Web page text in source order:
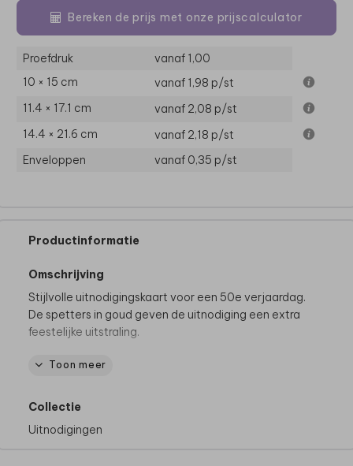
Bereken de prijs met onze prijscalculator
Proefdruk
vanaf 1,00
10 × 15 cm
vanaf 1,98 p/st
11.4 × 17.1 cm
vanaf 2,08 p/st
14.4 × 21.6 cm
vanaf 2,18 p/st
Enveloppen
vanaf 0,35 p/st
Productinformatie
Omschrijving
Stijlvolle uitnodigingskaart voor een 50e verjaardag.
De spetters in goud geven de uitnodiging een extra
feestelijke uitstraling.
Heb je vragen over dit ontwerp of wil je iets
gerustcontact
Toon meer
Collectie
Uitnodigingen